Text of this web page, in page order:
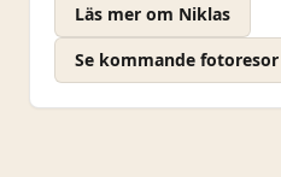
Läs mer om Niklas
Se kommande fotoresor